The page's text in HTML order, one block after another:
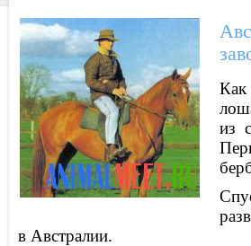
Как
из
в Австралии.